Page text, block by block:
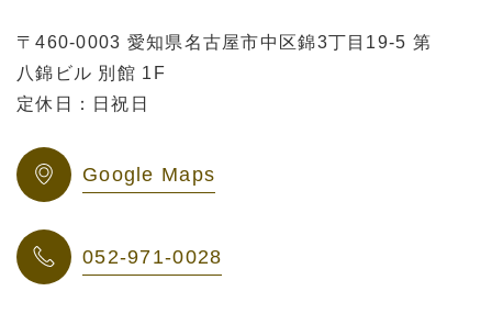
〒460-0003 愛知県名古屋市中区錦3丁目19-5 第
八錦ビル 別館 1F
定休日：日祝日
Google Maps
052-971-0028